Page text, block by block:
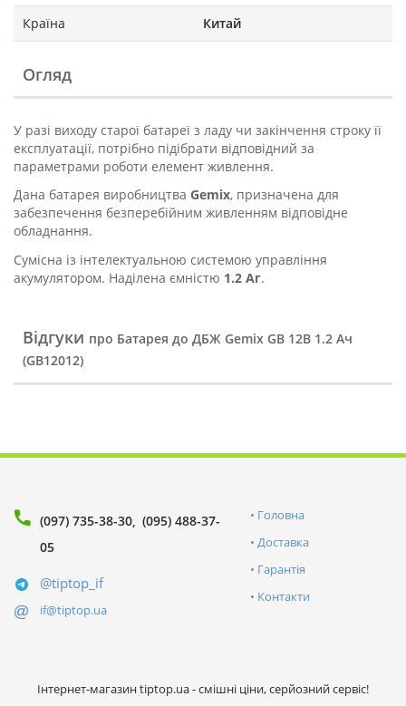
Країна Китай
Огляд
У разі виходу старої батареї з ладу чи закінчення строку її
експлуатації, потрібно підібрати відповідний за
параметрами роботи елемент живлення.
Дана батарея виробництва Gemix, призначена для
забезпечення безперебійним живленням відповідне
обладнання.
Сумісна із інтелектуальною системою управління
акумулятором. Наділена ємністю 1.2 Аг.
Відгуки про Батарея до ДБЖ Gemix GB 12В 1.2 Ач
(GB12012)
(097) 735-38-30 (095) 488-37-
05
@tiptop_if
if@tiptop.ua
Головна
Доставка
Гарантія
Контакти
Інтернет-магазин tiptop.ua - смішні ціни, серйозний сервіс!